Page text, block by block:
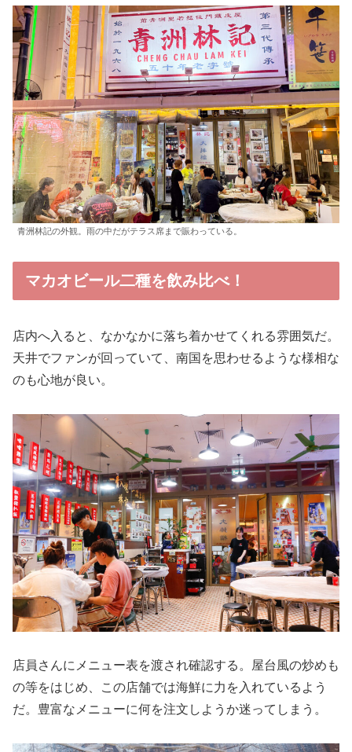
青洲林記の外観。雨の中だがテラス席まで賑わっている。
マカオビール二種を飲み比べ！
店内へ入ると、なかなかに落ち着かせてくれる雰囲気だ。
天井でファンが回っていて、南国を思わせるような様相な
のも心地が良い。
店員さんにメニュー表を渡され確認する。屋台風の炒めも
の等をはじめ、この店舗では海鮮に力を入れているよう
だ。豊富なメニューに何を注文しようか迷ってしまう。